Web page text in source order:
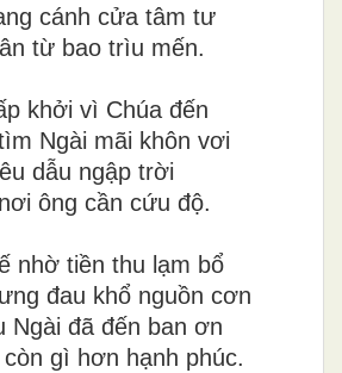
cánh cửa tâm tư
từ bao trìu mến.
khởi vì Chúa đến
Ngài mãi khôn vơi
dẫu ngập trời
ông cần cứu độ.
nhờ tiền thu lạm bổ
đau khổ nguồn cơn
Ngài đã đến ban ơn
gì hơn hạnh phúc.